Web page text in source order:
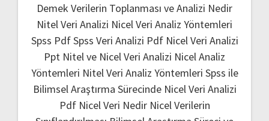
Demek Verilerin Toplanması ve Analizi Nedir
Nitel Veri Analizi Nicel Veri Analiz Yöntemleri
Spss PdfSpss Veri Analizi Pdf Nicel Veri Analizi
Ppt Nitel ve Nicel Veri Analizi Nicel Analiz
Yöntemleri Nitel Veri Analiz Yöntemleri Spss ile
Bilimsel Araştırma Sürecinde Nicel Veri Analizi
Pdf Nicel Veri Nedir Nicel Verilerin